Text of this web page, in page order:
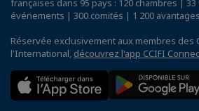
françaises dans 95 pays : 120 chambres |
événements | 300 comités | 1 200
Réservée exclusivement aux membres des
l'International, découvrez l'app CCIFI